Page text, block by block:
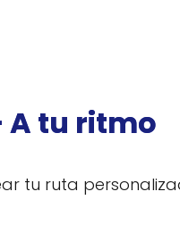
A tu ritmo
tu ruta